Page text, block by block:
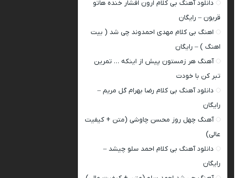
دانلود آهنگ بی کلام ارون افشار خنده هاتو
قربون – رایگان
اهنگ بی کلام مهدی احمدوند چی شد ( بیت
اهنگ ) – رایگان
آهنگ هر زمستون پیش از اینکه … تمرین
تبر کن با خودت
دانلود آهنگ بی کلام رضا بهرام گل مریم –
رایگان
آهنگ چهل روز محسن چاوشی (متن + کیفیت
عالی)
دانلود آهنگ بی کلام احمد سلو چیشد –
رایگان